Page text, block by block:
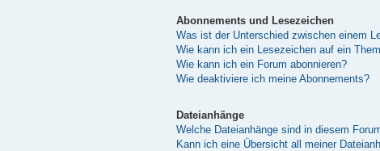
Abonnements und Lesezeichen
Was ist der Unterschied zwischen einem
Wie kann ich ein Lesezeichen auf ein
Wie kann ich ein Forum abonnieren?
Wie deaktiviere ich meine Abonnements?
Dateianhänge
Welche Dateianhänge sind in diesem
Kann ich eine Übersicht all meiner